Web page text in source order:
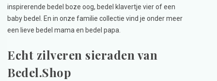
inspirerende bedel boze oog, bedel klavertje vier of een
baby bedel. En in onze familie collectie vind je onder meer
een lieve bedel mama en bedel papa.
Echt zilveren sieraden van
Bedel.Shop